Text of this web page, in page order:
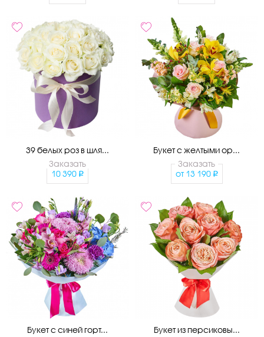
39 белых роз в шля...
Заказать
10 390
Букет с желтыми ор...
Заказать
от 13 190
Букет с синей горт...
Букет из персиковы...